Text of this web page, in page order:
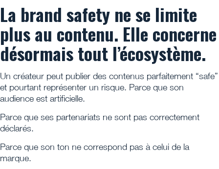
La brand safety ne se limite
plus au contenu. Elle concerne
désormais tout l’écosystème.
Un créateur peut publier des contenus parfaitement “safe”
et pourtant représenter un risque. Parce que son
audience est artificielle.
Parce que ses partenariats ne sont pas correctement
déclarés.
Parce que son ton ne correspond pas à celui de la
marque.